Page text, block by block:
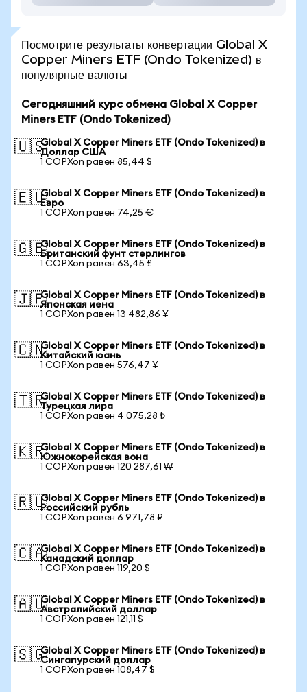
Посмотрите результаты конвертации Global X
Copper Miners ETF (Ondo Tokenized) в
популярные валюты
Сегодняшний курс обмена Global X Copper
Miners ETF (Ondo Tokenized)
🇺🇸Global X Copper Miners ETF (Ondo Tokenized) в
Доллар США
1 COPXon равен 85,44 $
🇪🇺Global X Copper Miners ETF (Ondo Tokenized) в
Евро
1 COPXon равен 74,25 €
🇬🇧Global X Copper Miners ETF (Ondo Tokenized) в
Британский фунт стерлингов
1 COPXon равен 63,45 £
🇯🇵Global X Copper Miners ETF (Ondo Tokenized) в
Японская иена
1 COPXon равен 13 482,86 ¥
🇨🇳Global X Copper Miners ETF (Ondo Tokenized) в
Китайский юань
1 COPXon равен 576,47 ¥
🇹🇷Global X Copper Miners ETF (Ondo Tokenized) в
Турецкая лира
1 COPXon равен 4 075,28 ₺
🇰🇷Global X Copper Miners ETF (Ondo Tokenized) в
Южнокорейская вона
1 COPXon равен 120 287,61 ₩
🇷🇺Global X Copper Miners ETF (Ondo Tokenized) в
Российский рубль
1 COPXon равен 6 971,78 ₽
🇨🇦Global X Copper Miners ETF (Ondo Tokenized) в
Канадский доллар
1 COPXon равен 119,20 $
🇦🇺Global X Copper Miners ETF (Ondo Tokenized) в
Австралийский доллар
1 COPXon равен 121,11 $
🇸🇬Global X Copper Miners ETF (Ondo Tokenized) в
Сингапурский доллар
1 COPXon равен 108,47 $